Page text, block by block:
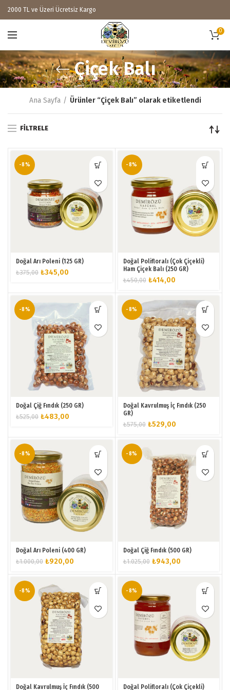
2000 TL ve Üzeri Ücretsiz Kargo
0
Çiçek Balı
Ana Sayfa Ürünler “Çiçek Balı” olarak etiketlendi
FILTRELE
-8%
Doğal Arı Poleni (125 GR)
₺375,00 Orijinal
₺345,00
-8%
Doğal Polifloralı (Çok Çiçekli)
Ham Çiçek Balı (250 GR)
₺450,00 Orijinal
₺450,00.
₺414,00Şu
fiyat:
₺414,00.
-8%
Doğal Çiğ Fındık (250 GR)
₺525,00 Orijinal
₺483,00
-8%
Doğal Kavrulmuş İç Fındık (250
GR)
₺575,00 Orijinal
₺529,00Şu
₺529,00.
-8%
Doğal Arı Poleni (400 GR)
₺1.000,00 Orijinal
₺920,00
₺920,00.
-8%
Doğal Çiğ Fındık (500 GR)
₺1.025,00 Orijinal
₺943,00Şu
₺943,00.
-8%
Doğal Kavrulmuş İç Fındık (500
-8%
Doğal Polifloralı (Çok Çiçekli)